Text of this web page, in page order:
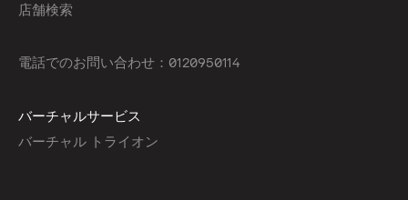
店舗検索
電話でのお問い合わせ：0120950114
バーチャルサービス
バーチャル トライオン